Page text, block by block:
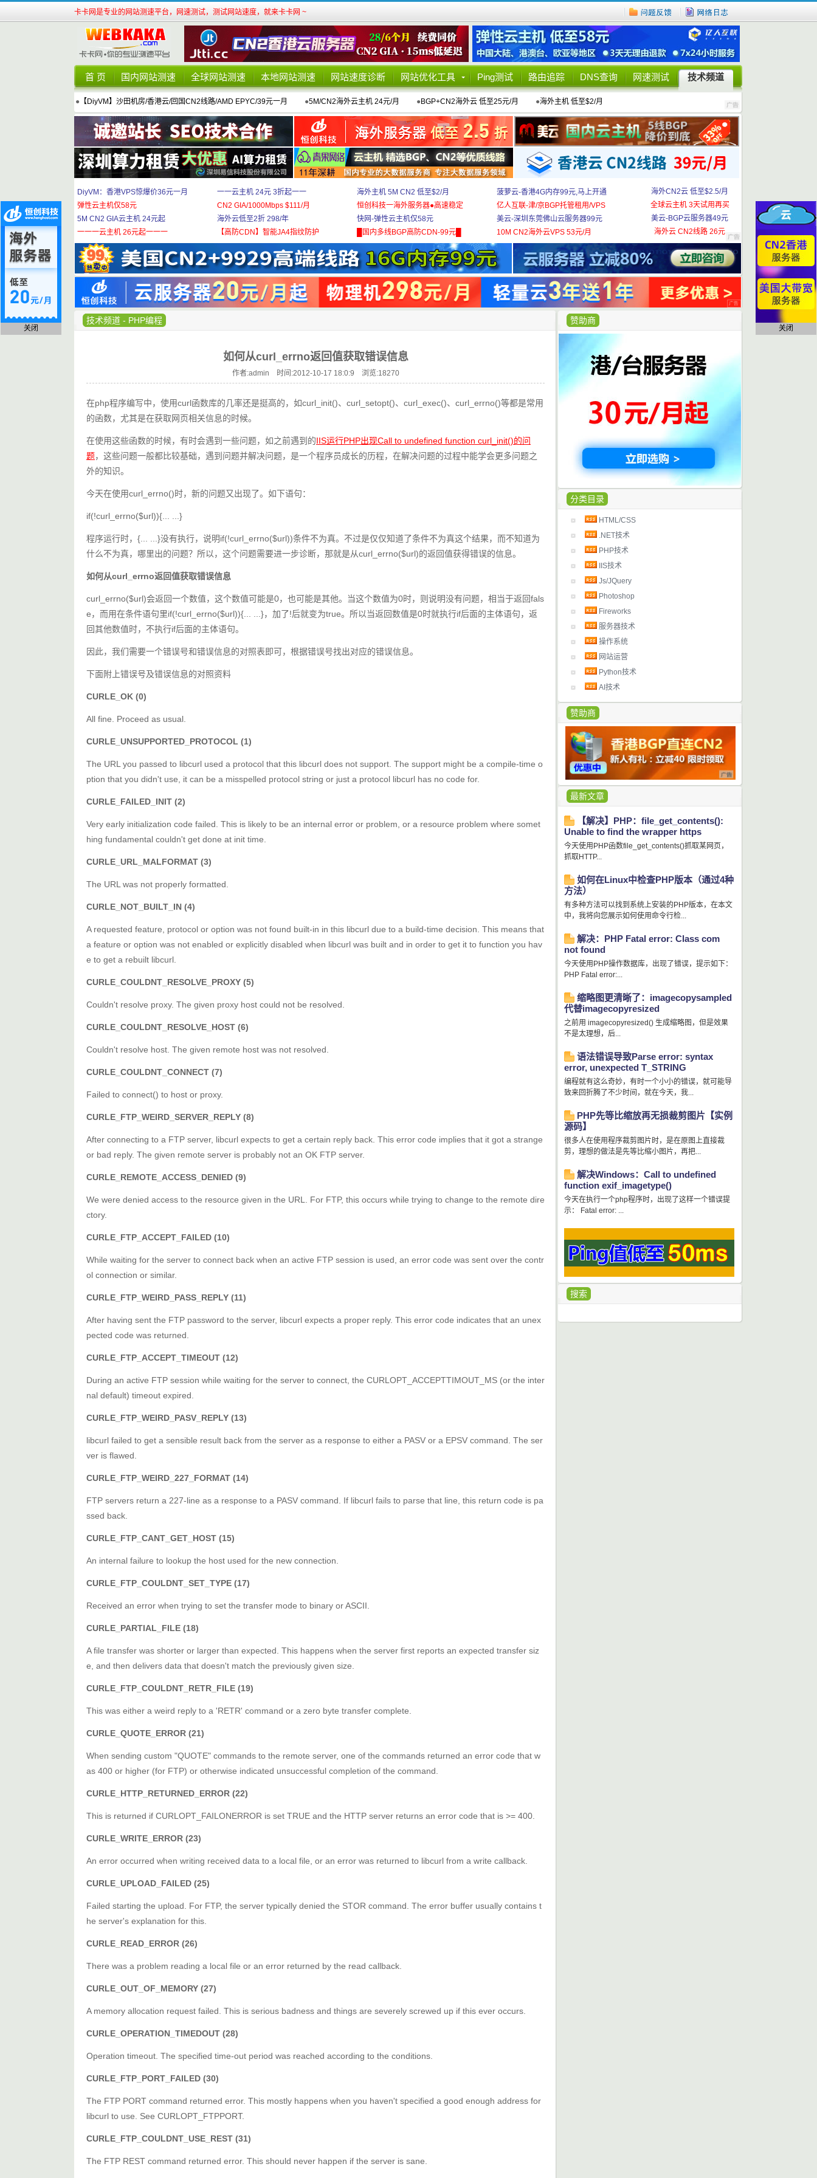
卡卡网是专业的网站测速平台，网速测试，测试网站速度，就来卡卡网 ~
首 页 国内网站测速 全球网站测速 本地网站测速 网站速度诊断 网站优化工具 Ping测试 路由追踪 DNS查询 网速测试 技术频道
● 【DiyVM】沙田机房/香港云/回国CN2线路/AMD EPYC/39元一月 ●5M/CN2海外云主机 24元/月 ●BGP+CN2海外云 低至25元/月 ●海外主机 低至$2/月
DiyVM：香港VPS惊爆价36元一月
弹性云主机仅58元
5M CN2 GIA云主机 24元起
一一一云主机 26元起一一一
一一云主机 24元 3折起一一
CN2 GIA/1000Mbps $111/月
海外云低至2折 298/年
【高防CDN】智能JA4指纹防护
海外主机 5M CN2 低至$2/月
恒创科技一海外服务器●高速稳定
快网-弹性云主机仅58元
█国内多线BGP高防CDN-99元█
菠萝云-香港4G内存99元,马上开通
亿人互联-津/京BGP托管租用/VPS
美云-深圳东莞佛山云服务器99元
10M CN2海外云VPS 53元/月
海外CN2云 低至$2.5/月
全球云主机 3天试用再买
美云-BGP云服务器49元
海外云 CN2线路 26元
赞助商
分类目录
HTML/CSS
.NET技术
PHP技术
IIS技术
Js/JQuery
Photoshop
Fireworks
服务器技术
操作系统
网站运营
Python技术
AI技术
赞助商
最新文章
【解决】PHP：file_get_contents():
Unable to find the wrapper https
今天使用PHP函数file_get_contents()抓取某网页，
抓取HTTP...
如何在Linux中检查PHP版本（通过4种
方法）
有多种方法可以找到系统上安装的PHP版本，在本文
中，我将向您展示如何使用命令行检...
解决：PHP Fatal error: Class com
not found
今天使用PHP操作数据库，出现了错误，提示如下：
PHP Fatal error:...
缩略图更清晰了：imagecopysampled
代替imagecopyresized
之前用 imagecopyresized() 生成缩略图，但是效果
不是太理想，后...
语法错误导致Parse error: syntax
error, unexpected T_STRING
编程就有这么奇妙，有时一个小小的错误，就可能导
致来回折腾了不少时间，就在今天，我...
PHP先等比缩放再无损裁剪图片【实例
源码】
很多人在使用程序裁剪图片时，是在原图上直接裁
剪，理想的做法是先等比缩小图片，再把...
解决Windows：Call to undefined
function exif_imagetype()
今天在执行一个php程序时，出现了这样一个错误提
示： Fatal error: ...
搜索
技术频道 - PHP编程
如何从curl_errno返回值获取错误信息
作者:admin 时间:2012-10-17 18:0:9 浏览:18270
在php程序编写中，使用curl函数库的几率还是挺高的，如curl_init()、curl_setopt()、curl_exec()、curl_errno()等都是常用
的函数，尤其是在获取网页相关信息的时候。
在使用这些函数的时候，有时会遇到一些问题，如之前遇到的IIS运行PHP出现Call to undefined function curl_init()的问
题，这些问题一般都比较基础，遇到问题并解决问题，是一个程序员成长的历程，在解决问题的过程中能学会更多问题之
外的知识。
今天在使用curl_errno()时，新的问题又出现了。如下语句：
if(!curl_errno($url)){... ...}
程序运行时，{... ...}没有执行，说明if(!curl_errno($url))条件不为真。不过是仅仅知道了条件不为真这个结果，而不知道为
什么不为真，哪里出的问题？所以，这个问题需要进一步诊断，那就是从curl_errno($url)的返回值获得错误的信息。
如何从curl_errno返回值获取错误信息
curl_errno($url)会返回一个数值，这个数值可能是0，也可能是其他。当这个数值为0时，则说明没有问题，相当于返回fals
e，而用在条件语句里if(!curl_errno($url)){... ...}，加了!后就变为true。所以当返回数值是0时就执行if后面的主体语句，返
回其他数值时，不执行if后面的主体语句。
因此，我们需要一个错误号和错误信息的对照表即可，根据错误号找出对应的错误信息。
下面附上错误号及错误信息的对照资料
CURLE_OK (0)
All fine. Proceed as usual.
CURLE_UNSUPPORTED_PROTOCOL (1)
The URL you passed to libcurl used a protocol that this libcurl does not support. The support might be a compile-time o
ption that you didn't use, it can be a misspelled protocol string or just a protocol libcurl has no code for.
CURLE_FAILED_INIT (2)
Very early initialization code failed. This is likely to be an internal error or problem, or a resource problem where somet
hing fundamental couldn't get done at init time.
CURLE_URL_MALFORMAT (3)
The URL was not properly formatted.
CURLE_NOT_BUILT_IN (4)
A requested feature, protocol or option was not found built-in in this libcurl due to a build-time decision. This means that
a feature or option was not enabled or explicitly disabled when libcurl was built and in order to get it to function you hav
e to get a rebuilt libcurl.
CURLE_COULDNT_RESOLVE_PROXY (5)
Couldn't resolve proxy. The given proxy host could not be resolved.
CURLE_COULDNT_RESOLVE_HOST (6)
Couldn't resolve host. The given remote host was not resolved.
CURLE_COULDNT_CONNECT (7)
Failed to connect() to host or proxy.
CURLE_FTP_WEIRD_SERVER_REPLY (8)
After connecting to a FTP server, libcurl expects to get a certain reply back. This error code implies that it got a strange
or bad reply. The given remote server is probably not an OK FTP server.
CURLE_REMOTE_ACCESS_DENIED (9)
We were denied access to the resource given in the URL. For FTP, this occurs while trying to change to the remote dire
ctory.
CURLE_FTP_ACCEPT_FAILED (10)
While waiting for the server to connect back when an active FTP session is used, an error code was sent over the contr
ol connection or similar.
CURLE_FTP_WEIRD_PASS_REPLY (11)
After having sent the FTP password to the server, libcurl expects a proper reply. This error code indicates that an unex
pected code was returned.
CURLE_FTP_ACCEPT_TIMEOUT (12)
During an active FTP session while waiting for the server to connect, the CURLOPT_ACCEPTTIMOUT_MS (or the inter
nal default) timeout expired.
CURLE_FTP_WEIRD_PASV_REPLY (13)
libcurl failed to get a sensible result back from the server as a response to either a PASV or a EPSV command. The ser
ver is flawed.
CURLE_FTP_WEIRD_227_FORMAT (14)
FTP servers return a 227-line as a response to a PASV command. If libcurl fails to parse that line, this return code is pa
ssed back.
CURLE_FTP_CANT_GET_HOST (15)
An internal failure to lookup the host used for the new connection.
CURLE_FTP_COULDNT_SET_TYPE (17)
Received an error when trying to set the transfer mode to binary or ASCII.
CURLE_PARTIAL_FILE (18)
A file transfer was shorter or larger than expected. This happens when the server first reports an expected transfer siz
e, and then delivers data that doesn't match the previously given size.
CURLE_FTP_COULDNT_RETR_FILE (19)
This was either a weird reply to a 'RETR' command or a zero byte transfer complete.
CURLE_QUOTE_ERROR (21)
When sending custom "QUOTE" commands to the remote server, one of the commands returned an error code that w
as 400 or higher (for FTP) or otherwise indicated unsuccessful completion of the command.
CURLE_HTTP_RETURNED_ERROR (22)
This is returned if CURLOPT_FAILONERROR is set TRUE and the HTTP server returns an error code that is >= 400.
CURLE_WRITE_ERROR (23)
An error occurred when writing received data to a local file, or an error was returned to libcurl from a write callback.
CURLE_UPLOAD_FAILED (25)
Failed starting the upload. For FTP, the server typically denied the STOR command. The error buffer usually contains t
he server's explanation for this.
CURLE_READ_ERROR (26)
There was a problem reading a local file or an error returned by the read callback.
CURLE_OUT_OF_MEMORY (27)
A memory allocation request failed. This is serious badness and things are severely screwed up if this ever occurs.
CURLE_OPERATION_TIMEDOUT (28)
Operation timeout. The specified time-out period was reached according to the conditions.
CURLE_FTP_PORT_FAILED (30)
The FTP PORT command returned error. This mostly happens when you haven't specified a good enough address for
libcurl to use. See CURLOPT_FTPPORT.
CURLE_FTP_COULDNT_USE_REST (31)
The FTP REST command returned error. This should never happen if the server is sane.
关闭 关闭